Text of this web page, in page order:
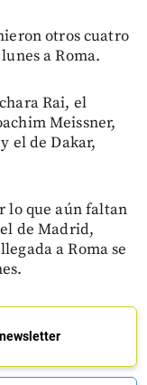
otros cuatro
a Roma.
Rai, el
Meissner,
el de Dakar,
lo que aún faltan
de Madrid,
a Roma se